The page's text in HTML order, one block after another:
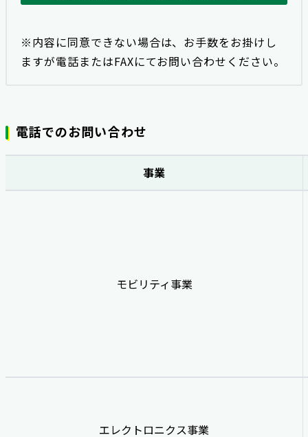
※内容に同意できない場合は、お手数をお掛けし
ますが電話またはFAXにてお問い合わせください。
電話でのお問い合わせ
事業
モビリティ事業
エレクトロニクス事業